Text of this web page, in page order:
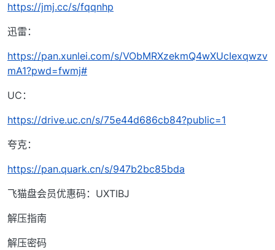
https://jmj.cc/s/fqqnhp
迅雷：
https://pan.xunlei.com/s/VObMRXzekmQ4wXUcIexqwzv
mA1?pwd=fwmj#
UC：
https://drive.uc.cn/s/75e44d686cb84?public=1
夸克：
https://pan.quark.cn/s/947b2bc85bda
飞猫盘会员优惠码：UXTIBJ
解压指南
解压密码